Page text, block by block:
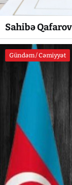
Sahibə
Gündəm / Cəmiyyət